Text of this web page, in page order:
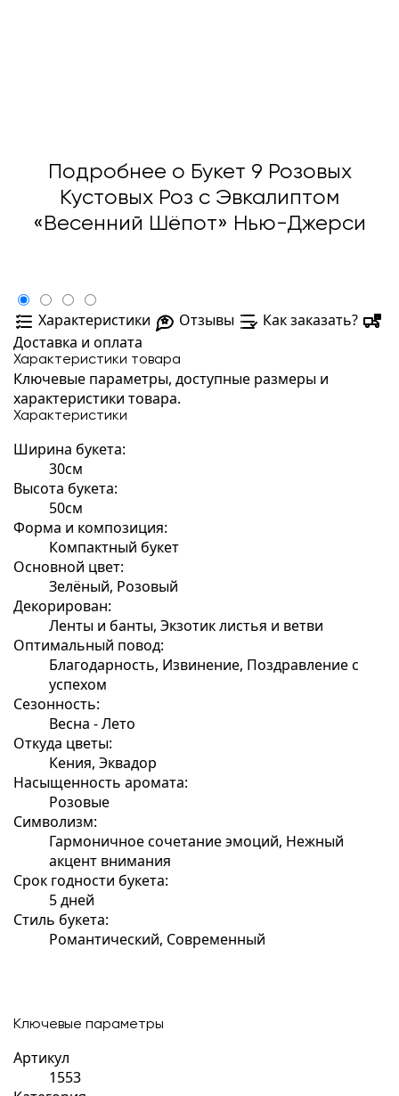
Подробнее о Букет 9 Розовых
Кустовых Роз с Эвкалиптом
«Весенний Шёпот» Нью-Джерси
Характеристики Отзывы
Как заказать?
Доставка и оплата
Характеристики товара
Ключевые параметры, доступные размеры и
характеристики товара.
Характеристики
Ширина букета:
30см
Высота букета:
50см
Форма и композиция:
Компактный букет
Основной цвет:
Зелёный, Розовый
Декорирован:
Ленты и банты, Экзотик листья и ветви
Оптимальный повод:
Благодарность, Извинение, Поздравление с
успехом
Сезонность:
Весна - Лето
Откуда цветы:
Кения, Эквадор
Насыщенность аромата:
Розовые
Символизм:
Гармоничное сочетание эмоций, Нежный
акцент внимания
Срок годности букета:
5 дней
Стиль букета:
Романтический, Современный
Ключевые параметры
Артикул
1553